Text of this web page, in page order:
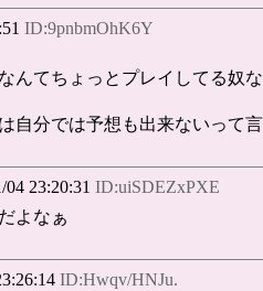
ID:9pnbmOhK6Y
んてちょっとプレイしてる奴な
自分では予想も出来ないって言
23:20:31 ID:uiSDEZxPXE
よなぁ
ID:Hwqv/HNJu.